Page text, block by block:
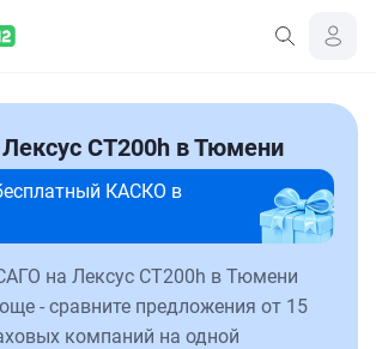
CT200h в Тюмени
КАСКО в
на Лексус CT200h в Тюмени
- сравните предложения от 15
компаний на одной